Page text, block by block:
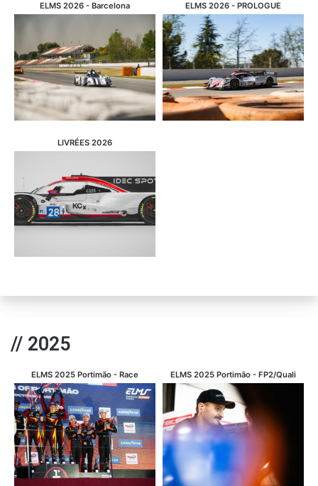
ELMS 2026 - Barcelona ELMS 2026 - PROLOGUE
LIVRÉES 2026
// 2025
ELMS 2025 Portimão - Race ELMS 2025 Portimão - FP2/Quali